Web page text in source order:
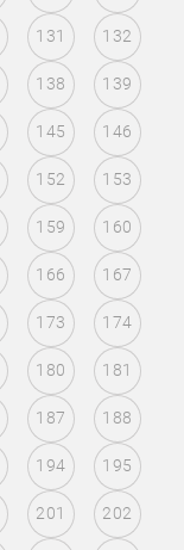
131 132
138 139
145 146
152 153
159 160
166 167
173 174
180 181
187 188
194 195
201 202